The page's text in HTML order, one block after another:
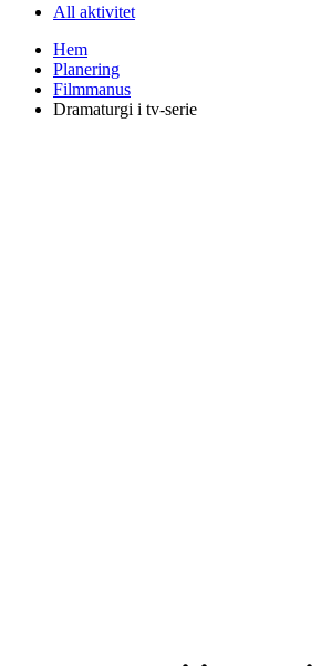
All aktivitet
Hem
Planering
Filmmanus
Dramaturgi i tv-serie